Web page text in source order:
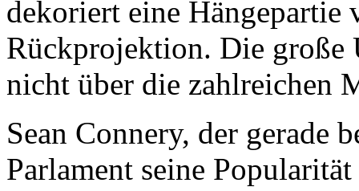
dekoriert eine Hängepartie
Rückprojektion. Die große
nicht über die zahlreichen
Sean Connery, der gerade
Parlament seine